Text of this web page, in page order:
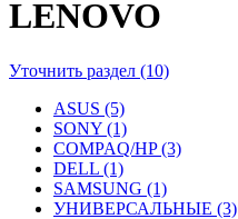
LENOVO
Уточнить раздел (10)
ASUS (5)
SONY (1)
COMPAQ/HP (3)
DELL (1)
SAMSUNG (1)
УНИВЕРСАЛЬНЫЕ (3)